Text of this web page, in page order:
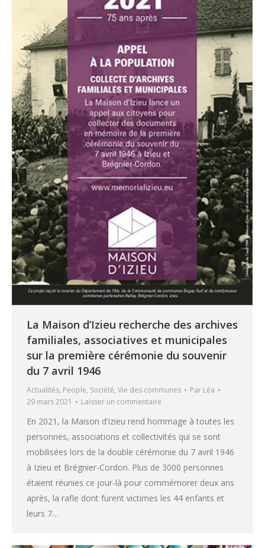
La Maison d’Izieu recherche des archives
familiales, associatives et municipales
sur la première cérémonie du souvenir
du 7 avril 1946
Actualités, People, Société, Vie des communes Par Léa
29 mars 2021
Laisser un commentaire
En 2021, la Maison d’Izieu rend hommage à toutes les
personnes, associations et collectivités qui se sont
mobilisées lors de la double cérémonie du 7 avril 1946
à Izieu et Brégnier-Cordon. Plus de 3000 personnes
étaient réunies ce jour-là pour commémorer deux ans
après, la rafle dont furent victimes les 44 enfants et
leurs 7…